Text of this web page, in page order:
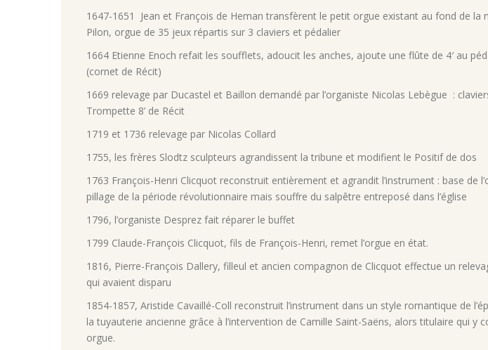
1647-1651 Jean et François de Heman transfèrent le petit orgue existant au fond de la
Pilon, orgue de 35 jeux répartis sur 3 claviers et pédalier
1664 Etienne Enoch refait les soufflets, adoucit les anches, ajoute une flûte de 4′ au
(cornet de Récit)
1669 relevage par Ducastel et Baillon demandé par l’organiste Nicolas Lebègue :
Trompette 8’ de Récit
1719 et 1736 relevage par Nicolas Collard
1755, les frères Slodtz sculpteurs agrandissent la tribune et modifient le Positif de dos
1763 François-Henri Clicquot reconstruit entièrement et agrandit l’instrument : base de
pillage de la période révolutionnaire mais souffre du salpêtre entreposé dans l’église
1796, l’organiste Desprez fait réparer le buffet
1799 Claude-François Clicquot, fils de François-Henri, remet l’orgue en état.
1816, Pierre-François Dallery, filleul et ancien compagnon de Clicquot effectue un
qui avaient disparu
1854-1857, Aristide Cavaillé-Coll reconstruit l’instrument dans un style romantique de
la tuyauterie ancienne grâce à l’intervention de Camille Saint-Saëns, alors titulaire qui y
orgue.